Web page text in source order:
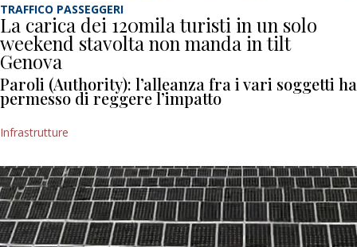
TRAFFICO PASSEGGERI
La carica dei 120mila turisti in un solo
weekend stavolta non manda in tilt
Genova
Paroli (Authority): l’alleanza fra i vari soggetti ha
permesso di reggere l’impatto
Infrastrutture